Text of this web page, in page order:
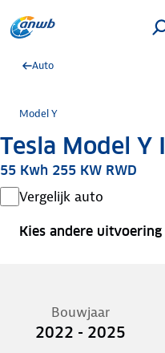
Auto
Model Y
Tesla Model Y I
55 Kwh 255 KW RWD
Vergelijk auto
Kies andere uitvoering
Bouwjaar
2022 - 2025